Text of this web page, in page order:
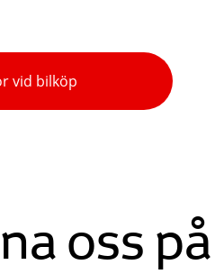
vid bilköp
oss